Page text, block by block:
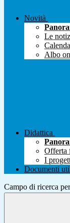
Novità
Le
Albo
Didattica
Offerta
I
Documenti
Campo di ricerca